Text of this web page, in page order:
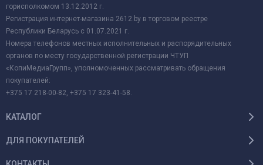
горисполкомом 13.12.2012 г.
Регистрация интернет-магазина 2612.by в торговом реестре
Республики Беларусь с 01.07.2021 г.
Номера телефонов местных исполнительных и распорядительных
органов по месту государственной регистрации ЧТУП
«КопиМедиаГрупп», уполномоченных рассматривать обращения
покупателей:
+375 17 218-00-82, +375 17 323-41-58.
КАТАЛОГ
ДЛЯ ПОКУПАТЕЛЕЙ